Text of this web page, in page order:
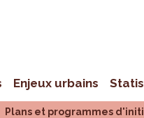
Enjeux urbains
Plans et programmes